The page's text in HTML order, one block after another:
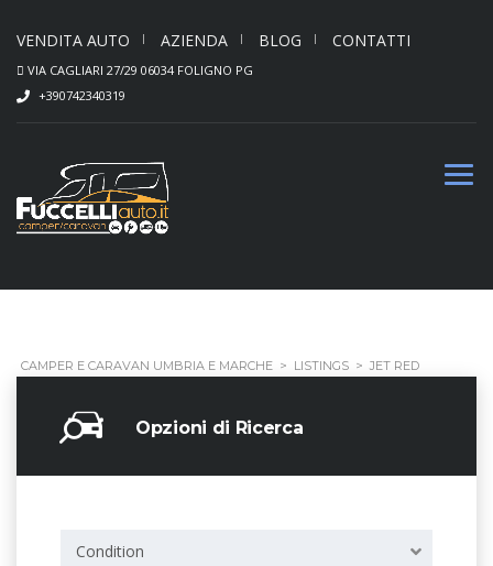
VENDITA AUTO AZIENDA BLOG CONTATTI
VIA CAGLIARI 27/29 06034 FOLIGNO PG
+390742340319
CAMPER E CARAVAN UMBRIA E MARCHE > LISTINGS > JET RED
Opzioni di Ricerca
Condition